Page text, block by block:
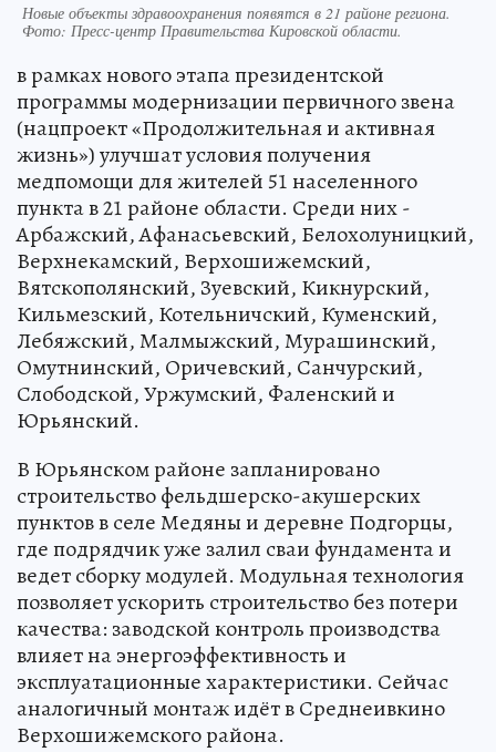
Новые объекты здравоохранения появятся в 21 районе региона.
Фото: Пресс-центр Правительства Кировской области.
в рамках нового этапа президентской
программы модернизации первичного звена
(нацпроект «Продолжительная и активная
жизнь») улучшат условия получения
медпомощи для жителей 51 населенного
пункта в 21 районе области. Среди них -
Арбажский, Афанасьевский, Белохолуницкий,
Верхнекамский, Верхошижемский,
Вятскополянский, Зуевский, Кикнурский,
Кильмезский, Котельничский, Куменский,
Лебяжский, Малмыжский, Мурашинский,
Омутнинский, Оричевский, Санчурский,
Слободской, Уржумский, Фаленский и
Юрьянский.
В Юрьянском районе запланировано
строительство фельдшерско-акушерских
пунктов в селе Медяны и деревне Подгорцы,
где подрядчик уже залил сваи фундамента и
ведет сборку модулей. Модульная технология
позволяет ускорить строительство без потери
качества: заводской контроль производства
влияет на энергоэффективность и
эксплуатационные характеристики. Сейчас
аналогичный монтаж идёт в Среднеивкино
Верхошижемского района.